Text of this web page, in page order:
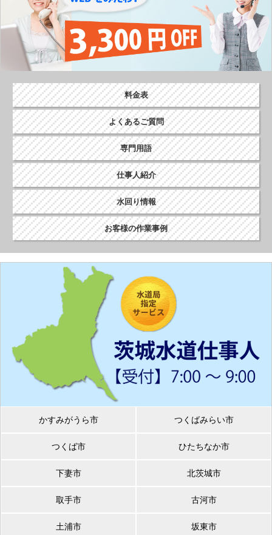
料金表
よくあるご質問
専門用語
仕事人紹介
水回り情報
お客様の作業事例
かすみがうら市 つくばみらい市
つくば市 ひたちなか市
下妻市 北茨城市
取手市 古河市
土浦市 坂東市